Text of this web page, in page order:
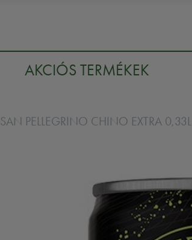
AKCIÓS TERMÉKEK
SAN PELLEGRINO CHINO EXTRA 0,33L